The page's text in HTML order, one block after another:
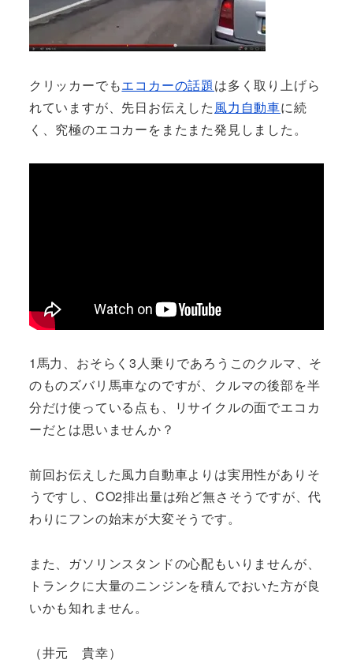
クリッカーでもエコカーの話題は多く取り上げら
れていますが、先日お伝えした風力自動車に続
く、究極のエコカーをまたまた発見しました。
1馬力、おそらく3人乗りであろうこのクルマ、そ
のものズバリ馬車なのですが、クルマの後部を半
分だけ使っている点も、リサイクルの面でエコカ
ーだとは思いませんか？
前回お伝えした風力自動車よりは実用性がありそ
うですし、CO2排出量は殆ど無さそうですが、代
わりにフンの始末が大変そうです。
また、ガソリンスタンドの心配もいりませんが、
トランクに大量のニンジンを積んでおいた方が良
いかも知れません。
（井元 貴幸）